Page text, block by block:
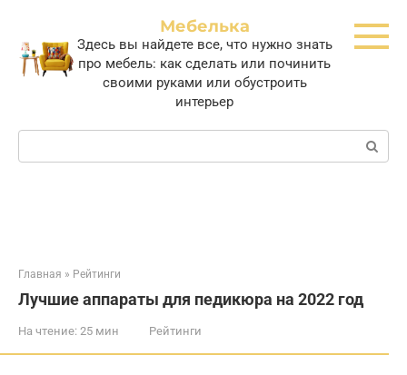
контенту
Мебелька
Здесь вы найдете все, что нужно знать
про мебель: как сделать или починить
своими руками или обустроить
интерьер
Поиск:
Главная » Рейтинги
Лучшие аппараты для педикюра на 2022 год
На чтение: 25 мин Рейтинги